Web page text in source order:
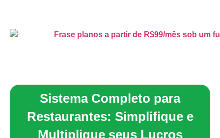
Sistema Completo para
Restaurantes: Simplifique e
Multiplique seus Lucros